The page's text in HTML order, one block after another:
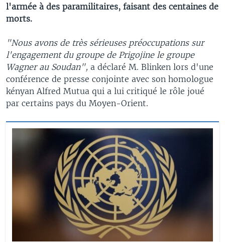
l'armée à des paramilitaires, faisant des centaines de
morts.
"Nous avons de très sérieuses préoccupations sur
l'engagement du groupe de Prigojine le groupe
Wagner au Soudan", a déclaré M. Blinken lors d'une
conférence de presse conjointe avec son homologue
kényan Alfred Mutua qui a lui critiqué le rôle joué
par certains pays du Moyen-Orient.